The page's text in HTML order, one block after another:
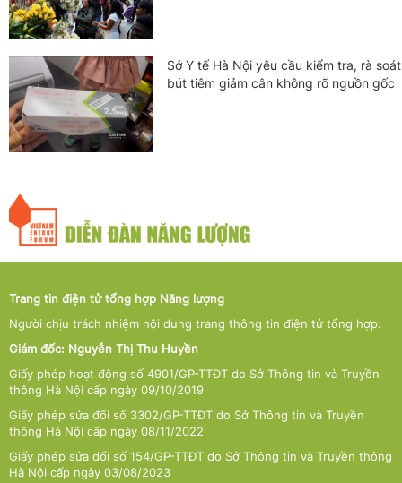
Sở Y tế Hà Nội yêu cầu kiểm tra, rà soát
bút tiêm giảm cân không rõ nguồn gốc
Trang tin điện tử tổng hợp Năng lượng
Người chịu trách nhiệm nội dung trang thông tin điện tử tổng hợp:
Giám đốc: Nguyễn Thị Thu Huyền
Giấy phép hoạt động số 4901/GP-TTĐT do Sở Thông tin và Truyền
thông Hà Nội cấp ngày 09/10/2019
Giấy phép sửa đổi số 3302/GP-TTĐT do Sở Thông tin và Truyền
thông Hà Nội cấp ngày 08/11/2022
Giấy phép sửa đổi số 154/GP-TTĐT do Sở Thông tin và Truyền thông
Hà Nội cấp ngày 03/08/2023